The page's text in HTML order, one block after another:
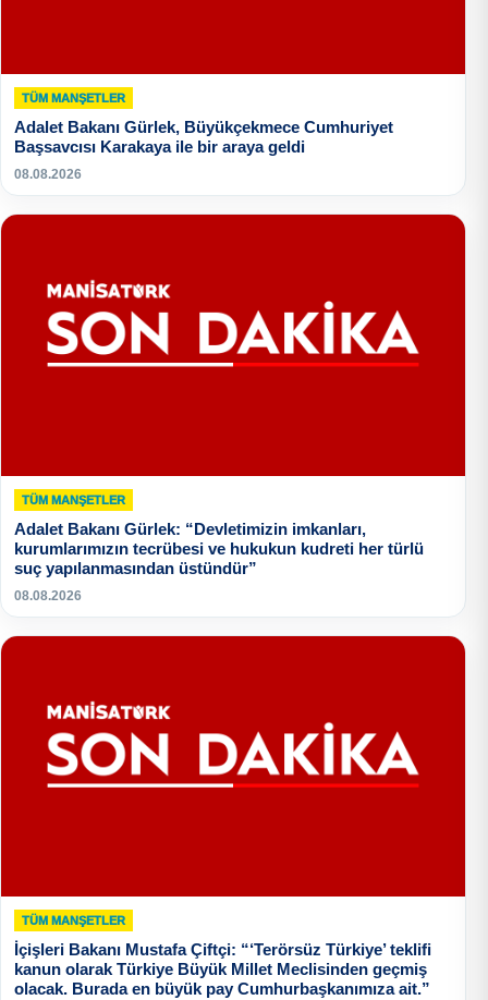
TÜM MANŞETLER
Adalet Bakanı Gürlek, Büyükçekmece Cumhuriyet
Başsavcısı Karakaya ile bir araya geldi
08.08.2026
TÜM MANŞETLER
Adalet Bakanı Gürlek: “Devletimizin imkanları,
kurumlarımızın tecrübesi ve hukukun kudreti her türlü
suç yapılanmasından üstündür”
08.08.2026
TÜM MANŞETLER
İçişleri Bakanı Mustafa Çiftçi: “‘Terörsüz Türkiye’ teklifi
kanun olarak Türkiye Büyük Millet Meclisinden geçmiş
olacak. Burada en büyük pay Cumhurbaşkanımıza ait.”